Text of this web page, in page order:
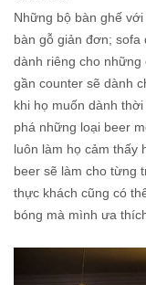
Những bộ bàn ghế
bàn gỗ giản đơn;
dành riêng cho những
gần counter sẽ dành
khi họ muốn dành
phá những loại beer
luôn làm họ cảm thấy
beer sẽ làm cho từng
thực khách cũng có
bóng mà mình ưa